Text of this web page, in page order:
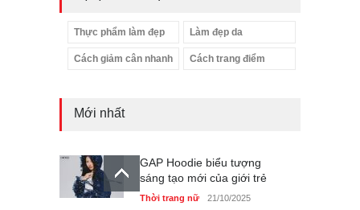
Thực phẩm làm đẹp Làm đẹp da
Cách giảm cân nhanh Cách trang điểm
Mới nhất
GAP Hoodie biểu tượng
sáng tạo mới của giới trẻ
Thời trang nữ 21/10/2025